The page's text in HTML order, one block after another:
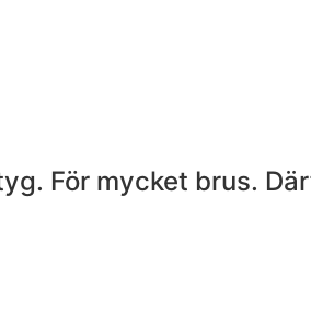
För mycket brus.